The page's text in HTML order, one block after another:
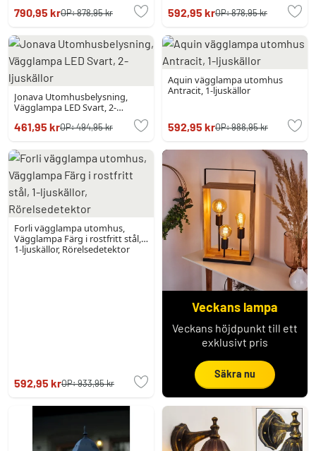
790,95 krOP:878,95 kr 592,95 krOP:878,95 kr
Jonava Utomhusbelysning,
Vägglampa LED Svart, 2-
461,95 krOP:494,95 kr
Aquin vägglampa utomhus
Antracit, 1-ljuskällor
592,95 krOP:988,95 kr
Forli vägglampa utomhus,
Vägglampa Färg i rostfritt stål,
1-ljuskällor, Rörelsedetektor
592,95 krOP:933,95 kr
Veckans lampa
Veckans höjdpunkt till ett
exklusivt pris
Säkra nu